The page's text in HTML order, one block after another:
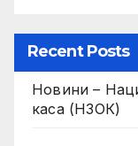
Recent Posts
Новини –
каса (НЗОК)